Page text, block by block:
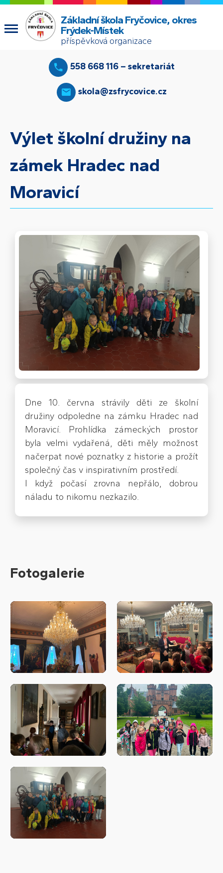
Základní škola Fryčovice, okres
Frýdek-Místek
příspěvková organizace
558 668 116 – sekretariát
skola@zsfrycovice.cz
Výlet školní družiny na
zámek Hradec nad
Moravicí
Dne ​10. června strávily děti ze školní
družiny odpoledne na zámku Hradec nad
Moravicí. Prohlídka zámeckých prostor
byla velmi vydařená, děti měly možnost
načerpat nové poznatky z historie a prožít
společný čas v inspirativním prostředí.
​I když počasí zrovna nepřálo, dobrou
náladu to nikomu nezkazilo.
Fotogalerie